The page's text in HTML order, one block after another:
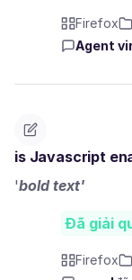
Firefox
Agent
is Javascript
'bold text'
Đã giải
Firefox